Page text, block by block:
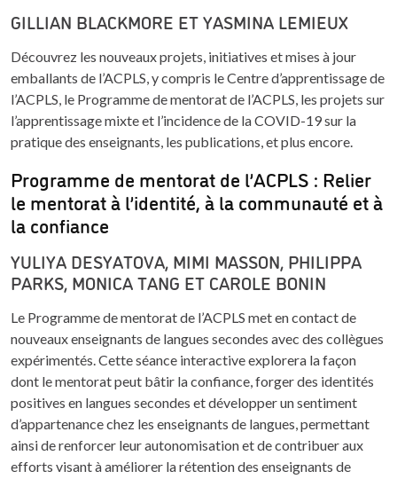
GILLIAN BLACKMORE ET YASMINA LEMIEUX
Découvrez les nouveaux projets, initiatives et mises à jour
emballants de l’ACPLS, y compris le Centre d’apprentissage de
l’ACPLS, le Programme de mentorat de l’ACPLS, les projets sur
l’apprentissage mixte et l’incidence de la COVID-19 sur la
pratique des enseignants, les publications, et plus encore.
Programme de mentorat de l’ACPLS : Relier
le mentorat à l’identité, à la communauté et à
la confiance
YULIYA DESYATOVA, MIMI MASSON, PHILIPPA
PARKS, MONICA TANG ET CAROLE BONIN
Le Programme de mentorat de l’ACPLS met en contact de
nouveaux enseignants de langues secondes avec des collègues
expérimentés. Cette séance interactive explorera la façon
dont le mentorat peut bâtir la confiance, forger des identités
positives en langues secondes et développer un sentiment
d’appartenance chez les enseignants de langues, permettant
ainsi de renforcer leur autonomisation et de contribuer aux
efforts visant à améliorer la rétention des enseignants de